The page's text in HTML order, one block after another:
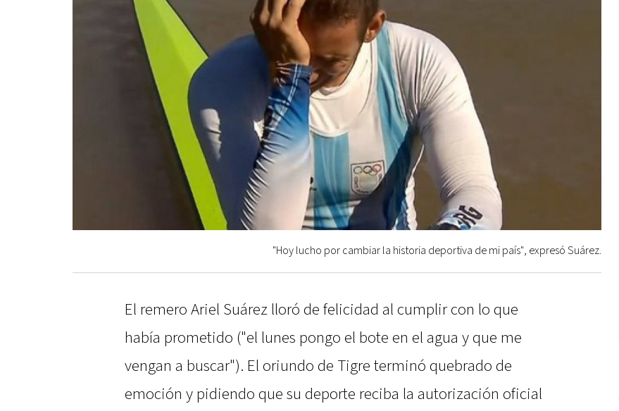
"Hoy lucho por cambiar la historia deportiva de mi país", expresó Suárez.
El remero Ariel Suárez lloró de felicidad al cumplir con lo que
había prometido ("el lunes pongo el bote en el agua y que me
vengan a buscar"). El oriundo de Tigre terminó quebrado de
emoción y pidiendo que su deporte reciba la autorización oficial